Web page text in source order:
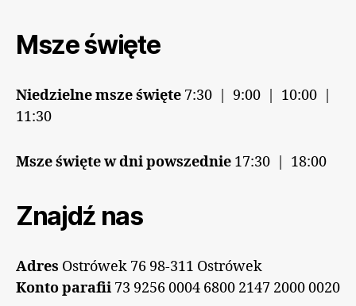
Msze święte
Niedzielne msze święte 7:30 | 9:00 | 10:00 |
11:30
Msze święte w dni powszednie 17:30 | 18:00
Znajdź nas
Adres Ostrówek 76 98-311 Ostrówek
Konto parafii 73 9256 0004 6800 2147 2000 0020